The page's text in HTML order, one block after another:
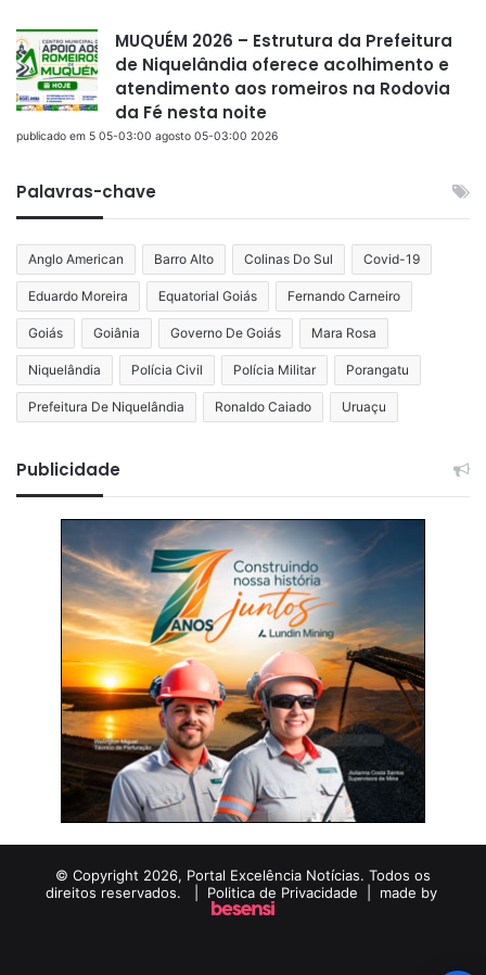
MUQUÉM 2026 – Estrutura da Prefeitura
de Niquelândia oferece acolhimento e
atendimento aos romeiros na Rodovia
da Fé nesta noite
publicado em 5 05-03:00 agosto 05-03:00 2026
Palavras-chave
Anglo American Barro Alto Colinas Do Sul Covid-19
Eduardo Moreira Equatorial Goiás Fernando Carneiro
Goiás Goiânia Governo De Goiás Mara Rosa
Niquelândia Polícia Civil Polícia Militar Porangatu
Prefeitura De Niquelândia Ronaldo Caiado Uruaçu
Publicidade
© Copyright 2026, Portal Excelência Notícias. Todos os
direitos reservados. | Politica de Privacidade | made by